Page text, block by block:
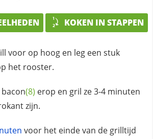
KOKEN IN STAPPEN
voor op hoog en leg een stuk
het rooster.
bacon(8) erop en gril ze 3-4 minuten
zijn.
voor het einde van de grilltijd